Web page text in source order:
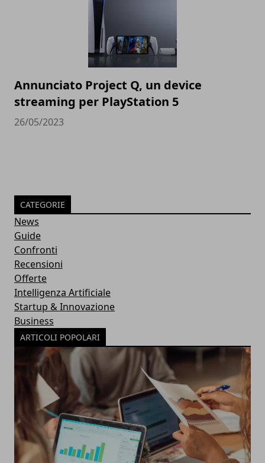
Annunciato Project Q, un device
streaming per PlayStation 5
26/05/2023
CATEGORIE
News
Guide
Confronti
Recensioni
Offerte
Intelligenza Artificiale
Startup & Innovazione
Business
ARTICOLI POPOLARI